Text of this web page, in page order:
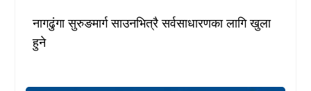
नागढुंगा सुरुङमार्ग साउनभित्रै सर्वसाधारणका लागि खुला
हुने